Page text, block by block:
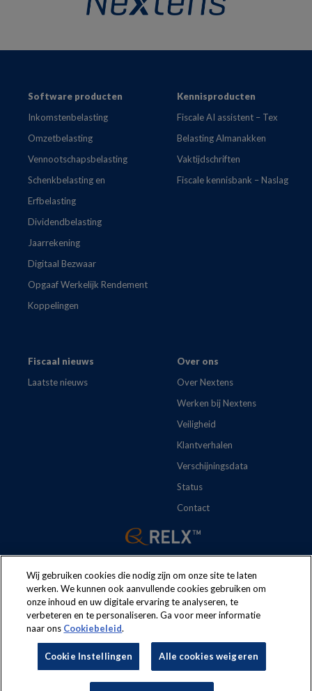
FooterSoftware producten
Inkomstenbelasting
Omzetbelasting
Vennootschapsbelasting
Schenkbelasting en
Erfbelasting
Dividendbelasting
Jaarrekening
Digitaal Bezwaar
Opgaaf Werkelijk Rendement
Koppelingen
Kennisproducten
Fiscale AI assistent – Tex
Belasting Almanakken
Vaktijdschriften
Fiscale kennisbank – Naslag
Fiscaal nieuws
Laatste nieuws
Over ons
Over Nextens
Werken bij Nextens
Veiligheid
Klantverhalen
Verschijningsdata
Status
Contact
The following regulations apply to the use of this website:
and conditions
Security
Cookie Instellingen
Nextens® is a brand ofLexisNexis® Risk Solutions
Wij gebruiken cookies die nodig zijn om onze site te laten
werken. We kunnen ook aanvullende cookies gebruiken om
onze inhoud en uw digitale ervaring te analyseren, te
verbeteren en te personaliseren. Ga voor meer informatie
naar ons Cookiebeleid.
Cookie Instellingen Alle cookies weigeren